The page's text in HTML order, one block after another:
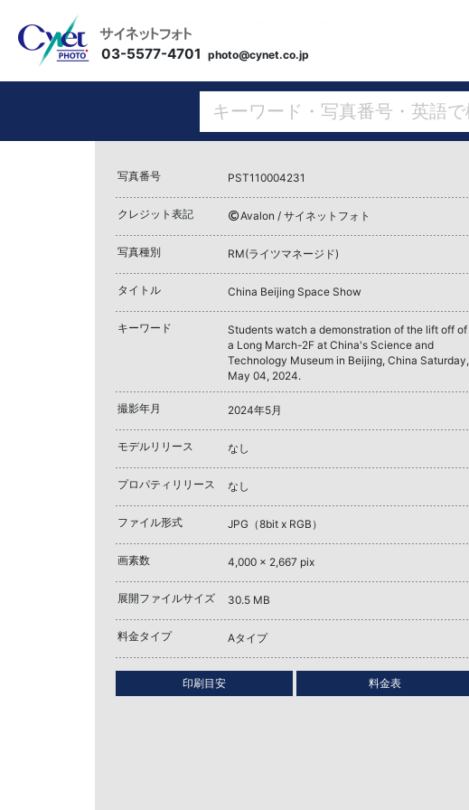
03-5577-4701 photo@cynet.co.jp
写真番号 PST110004231
クレジット表記 Avalon / サイネットフォト
写真種別 RM(ライツマネージド)
タイトル China Beijing Space Show
キーワード
Students watch a demonstration of the lift off of
a Long March-2F at China's Science and
Technology Museum in Beijing, China Saturday,
May 04, 2024.
撮影年月 2024年5月
モデルリリース なし
プロパティリリース なし
ファイル形式 JPG（8bit x RGB）
画素数 4,000 x 2,667 pix
展開ファイルサイズ 30.5 MB
料金タイプ Aタイプ
印刷目安 料金表